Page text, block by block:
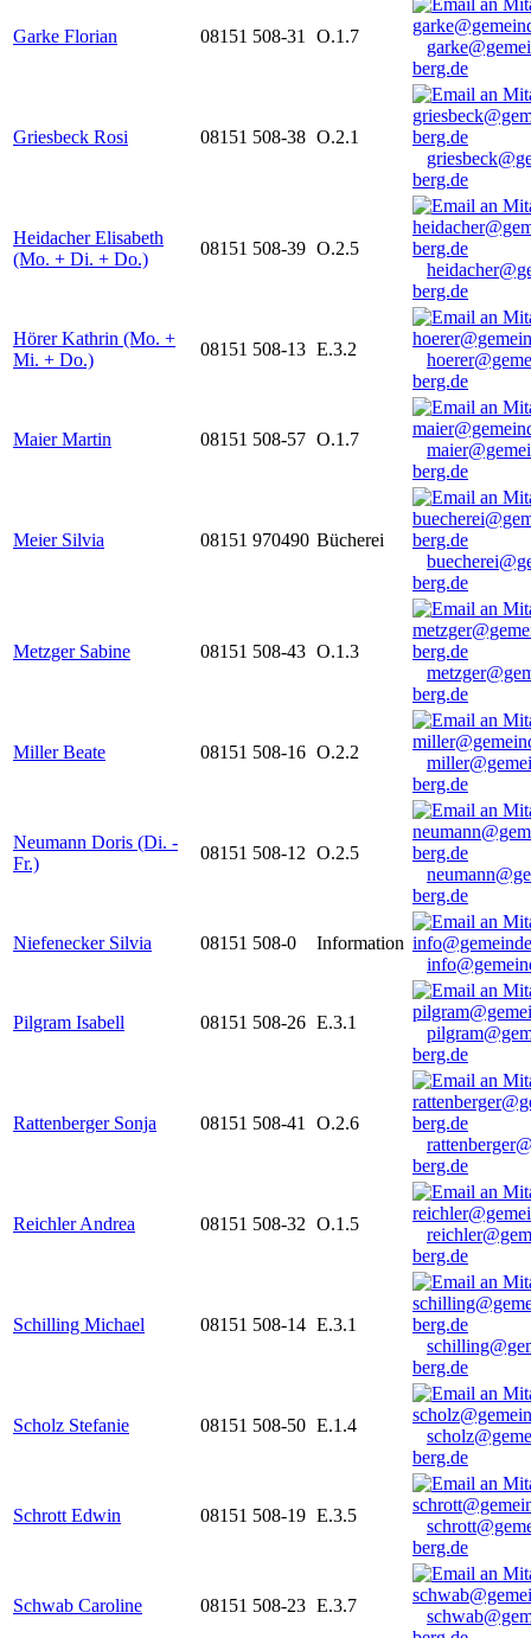
Garke Florian 08151 508-31 O.1.7
berg.de
Griesbeck Rosi 08151 508-38 O.2.1
berg.de
Heidacher Elisabeth
(Mo. + Di. + Do.)
08151 508-39 O.2.5
berg.de
Hörer Kathrin (Mo. +
Mi. + Do.)
08151 508-13 E.3.2
berg.de
Maier Martin 08151 508-57 O.1.7
berg.de
Meier Silvia 08151 970490 Bücherei
berg.de
Metzger Sabine 08151 508-43 O.1.3
berg.de
Miller Beate 08151 508-16 O.2.2
berg.de
Neumann Doris (Di. -
Fr.)
08151 508-12 O.2.5
berg.de
Niefenecker Silvia 08151 508-0
Information
Pilgram Isabell 08151 508-26 E.3.1
berg.de
Rattenberger Sonja 08151 508-41
O.2.6
berg.de
Reichler Andrea 08151 508-32 O.1.5
berg.de
Schilling Michael 08151 508-14 E.3.1
berg.de
Scholz Stefanie 08151 508-50 E.1.4
berg.de
Schrott Edwin 08151 508-19 E.3.5
berg.de
Schwab Caroline 08151 508-23 E.3.7